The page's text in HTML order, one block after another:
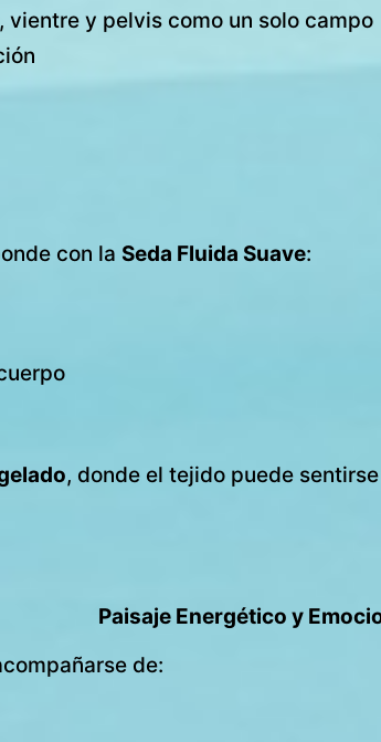
y pelvis como un solo campo
con la Seda Fluida Suave:
, donde el tejido puede
Paisaje Energético y
de: